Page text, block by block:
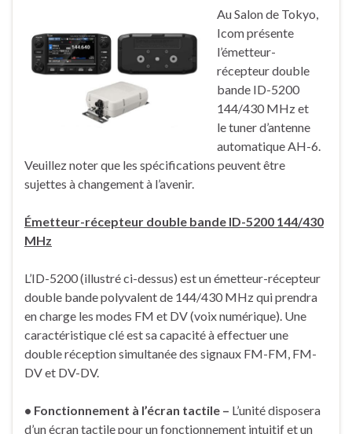
Au Salon de Tokyo,
Icom présente
l’émetteur-
récepteur double
bande ID-5200
144/430 MHz et
le tuner d’antenne
automatique AH-6.
Veuillez noter que les spécifications peuvent être
sujettes à changement à l’avenir.
Émetteur-récepteur double bande ID-5200 144/430
MHz
L’ID-5200 (illustré ci-dessus) est un émetteur-récepteur
double bande polyvalent de 144/430 MHz qui prendra
en charge les modes FM et DV (voix numérique). Une
caractéristique clé est sa capacité à effectuer une
double réception simultanée des signaux FM-FM, FM-
DV et DV-DV.
• Fonctionnement à l’écran tactile – L’unité disposera
d’un écran tactile pour un fonctionnement intuitif et un